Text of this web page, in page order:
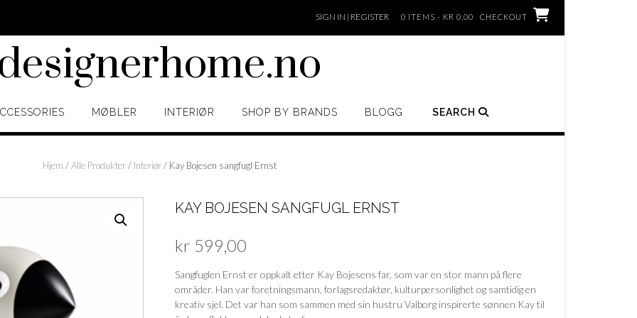
SIGN IN | REGISTER 0 ITEMS - KR 0,00 CHECKOUT
MØBLER INTERIØR SHOP BY BRANDS BLOGG SEARCH
Hjem /Alle Produkter/ Interiør/ Kay Bojesen sangfugl Ernst
KAY BOJESEN SANGFUGL ERNST
kr 599,00
Sangfuglen Ernst er oppkalt etter Kay Bojesens far, som var en stor mann på flere
områder. Han var foretningsmann, forlagsredaktør, kulturpersonlighet og samtidig en
kreativ sjel. Det var han som sammen med sin hustru Valborg inspirerte sønnen Kay til